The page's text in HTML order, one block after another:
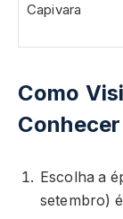
Capivara
Como
Escolha a
setembro)